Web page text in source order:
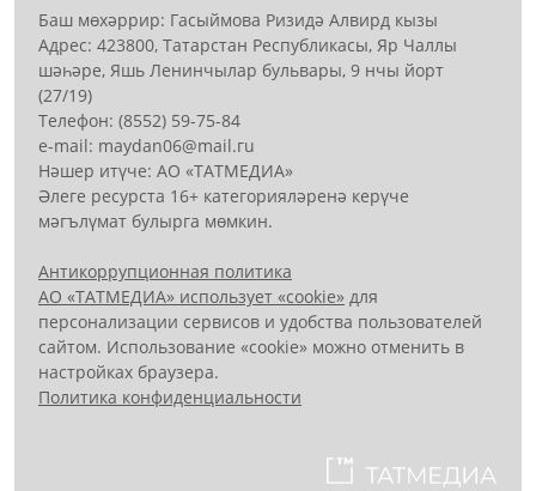
Баш мөхәррир: Гасыймова Ризидә Алвирд кызы
Адрес: 423800, Татарстан Республикасы, Яр Чаллы
шәһәре, Яшь Ленинчылар бульвары, 9 нчы йорт
(27/19)
Телефон: (8552) 59-75-84
е-mail: mауdаn06@mail.гu
Нәшер итүче: АО «ТАТМЕДИА»
Әлеге ресурста 16+ категорияләренә керүче
мәгълүмат булырга мөмкин.
Антикоррупционная политика
АО «ТАТМЕДИА» использует «cookie» для
персонализации сервисов и удобства пользователей
сайтом. Использование «cookie» можно отменить в
настройках браузера.
Политика конфиденциальности